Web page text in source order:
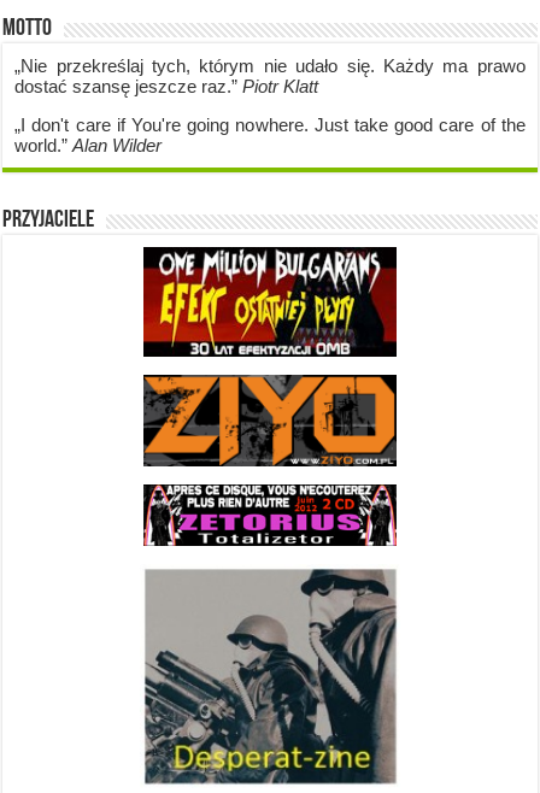
Motto
„Nie przekreślaj tych, którym nie udało się. Każdy ma prawo
dostać szansę jeszcze raz.”Piotr Klatt
„I don't care if You're going nowhere. Just take good care of the
world.”Alan Wilder
Przyjaciele